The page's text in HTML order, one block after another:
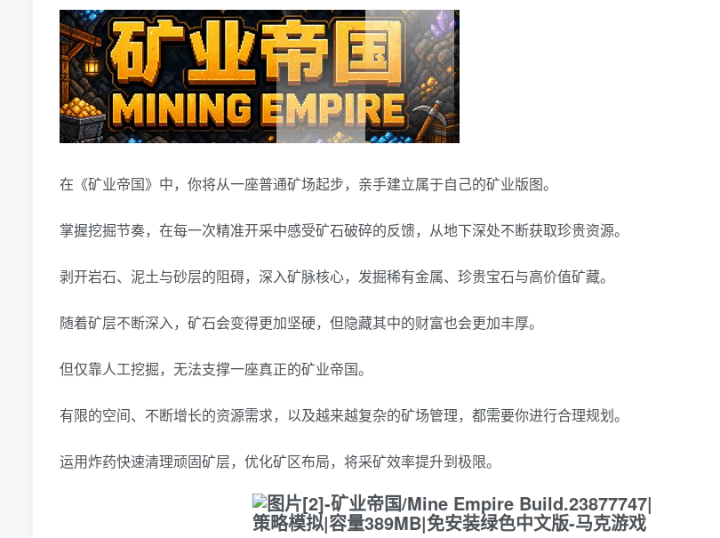
在《矿业帝国》中，你将从一座普通矿场起步，亲手建立属于自己的矿业版图。
掌握挖掘节奏，在每一次精准开采中感受矿石破碎的反馈，从地下深处不断获取珍贵资源。
剥开岩石、泥土与砂层的阻碍，深入矿脉核心，发掘稀有金属、珍贵宝石与高价值矿藏。
随着矿层不断深入，矿石会变得更加坚硬，但隐藏其中的财富也会更加丰厚。
但仅靠人工挖掘，无法支撑一座真正的矿业帝国。
有限的空间、不断增长的资源需求，以及越来越复杂的矿场管理，都需要你进行合理规划。
运用炸药快速清理顽固矿层，优化矿区布局，将采矿效率提升到极限。